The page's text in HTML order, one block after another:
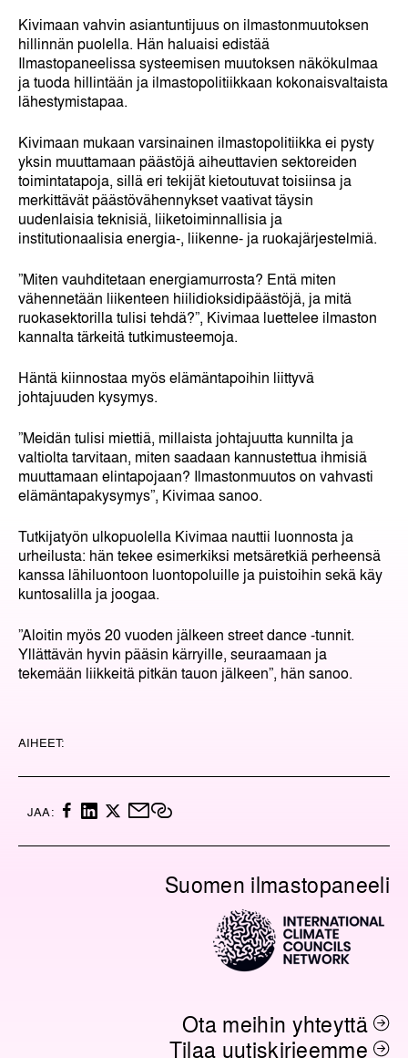
Kivimaan vahvin asiantuntijuus on ilmastonmuutoksen
hillinnän puolella. Hän haluaisi edistää
Ilmastopaneelissa systeemisen muutoksen näkökulmaa
ja tuoda hillintään ja ilmastopolitiikkaan kokonaisvaltaista
lähestymistapaa.
Kivimaan mukaan varsinainen ilmastopolitiikka ei pysty
yksin muuttamaan päästöjä aiheuttavien sektoreiden
toimintatapoja, sillä eri tekijät kietoutuvat toisiinsa ja
merkittävät päästövähennykset vaativat täysin
uudenlaisia teknisiä, liiketoiminnallisia ja
institutionaalisia energia-, liikenne- ja ruokajärjestelmiä.
”Miten vauhditetaan energiamurrosta? Entä miten
vähennetään liikenteen hiilidioksidipäästöjä, ja mitä
ruokasektorilla tulisi tehdä?”, Kivimaa luettelee ilmaston
kannalta tärkeitä tutkimusteemoja.
Häntä kiinnostaa myös elämäntapoihin liittyvä
johtajuuden kysymys.
”Meidän tulisi miettiä, millaista johtajuutta kunnilta ja
valtiolta tarvitaan, miten saadaan kannustettua ihmisiä
muuttamaan elintapojaan? Ilmastonmuutos on vahvasti
elämäntapakysymys”, Kivimaa sanoo.
Tutkijatyön ulkopuolella Kivimaa nauttii luonnosta ja
urheilusta: hän tekee esimerkiksi metsäretkiä perheensä
kanssa lähiluontoon luontopoluille ja puistoihin sekä käy
kuntosalilla ja joogaa.
”Aloitin myös 20 vuoden jälkeen street dance -tunnit.
Yllättävän hyvin pääsin kärryille, seuraamaan ja
tekemään liikkeitä pitkän tauon jälkeen”, hän sanoo.
AIHEET:
JAA:
F
C
L
N
X
M
I
K
P
O
I
Suomen ilmastopaneeli
Ota meihin yhteyttä
Tilaa uutiskirjeemme